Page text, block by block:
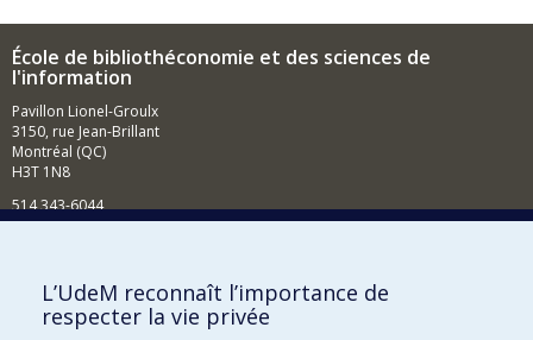
École de bibliothéconomie et des sciences de
l'information
Pavillon Lionel-Groulx
3150, rue Jean-Brillant
Montréal (QC)
H3T 1N8
514 343-6044
Comment soutenir l'École?
BESOIN D'AIDE?
L’UdeM reconnaît l’importance de
respecter la vie privée